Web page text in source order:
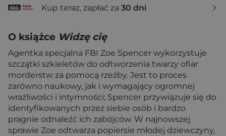
Kup teraz, zapłać za 30 dni
O książce Widzę cię
Agentka specjalna FBI Zoe Spencer wykorzystuje
szczątki szkieletów do odtworzenia twarzy ofiar
morderstw za pomocą rzeźby. Jest to proces
zarówno naukowy, jak i wymagający ogromnej
wrażliwości i intymności; Spencer przywiązuje się do
identyfikowanych przez siebie osób i bardzo
pragnie odnaleźć ich zabójców. W najnowszej
sprawie Zoe odtwarza popiersie młodej dziewczyny,